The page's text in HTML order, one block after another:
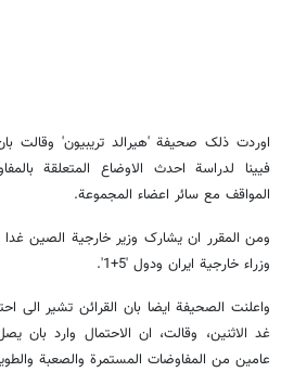
اوردت ذلک صحیفة 'هیرالد تریبیون' وقالت
فیینا لدراسة احدث الاوضاع المتعلقة
المواقف مع سائر اعضاء المجموعة.
ومن المقرر ان یشارک وزیر خارجیة الصین غدا
وزراء خارجیة ایران ودول '5+1'.
واعلنت الصحیفة ایضا بان القرائن تشیر الی
غد الاثنین، وقالت، ان الاحتمال وارد بان
عامین من المفاوضات المستمرة والصعبة